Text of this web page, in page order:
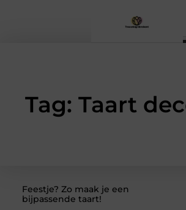
Tag: Taart
Feestje? Zo maak je een
bijpassende taart!